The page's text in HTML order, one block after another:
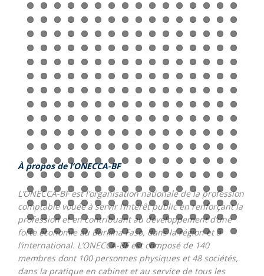
À propos de l’ONECCA-BF
L’ONECCA-BF est l’organisation nationale de la profession
comptable vouée à servir l’intérêt public en renforçant la
profession et en contribuant au développement d’une
forte économie au Burkina Faso, dans la région et à
l’international. L’ONECCA-BF est composé de 140
membres dont 100 personnes physiques et 48 sociétés,
dans la pratique en cabinet et au service de tous les
tout le territoire national et à l’étranger. L’ONECCA-BF est
membre de l’ABWA, de la PAFA, de la FIDEF et membre
associé de l’IFAC.
communications@oneccabf.org
Tags: Activités AGO Bugétaire session